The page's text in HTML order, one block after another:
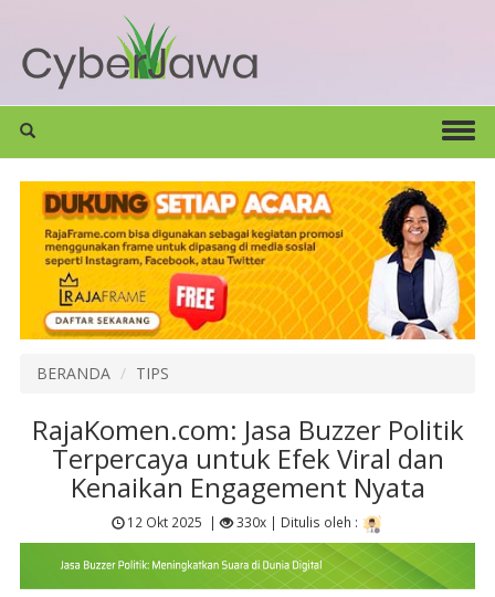
BERANDA TIPS
RajaKomen.com: Jasa Buzzer Politik
Terpercaya untuk Efek Viral dan
Kenaikan Engagement Nyata
12 Okt 2025 | 330x | Ditulis oleh :